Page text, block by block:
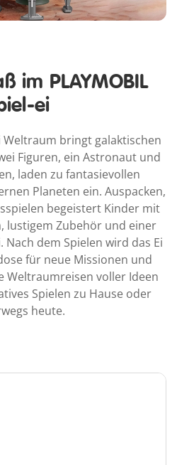
im PLAYMOBIL
ei
Weltraum bringt galaktischen
Figuren, ein Astronaut und
laden zu fantasievollen
Planeten ein. Auspacken,
begeistert Kinder mit
lustigem Zubehör und einer
Nach dem Spielen wird das Ei
für neue Missionen und
Weltraumreisen voller Ideen
Spielen zu Hause oder
heute.